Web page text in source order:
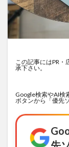
この記事にはPR・
承下さい。
Google検索やAI検
ボタンから「優先